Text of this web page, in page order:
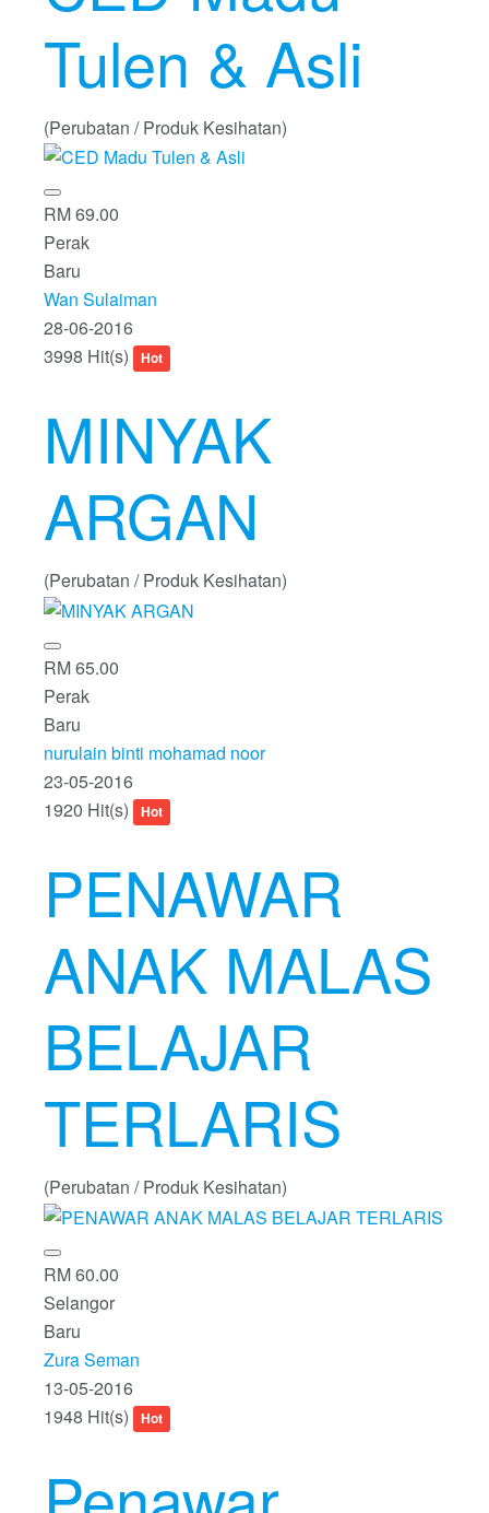
Tulen & Asli
(Perubatan / Produk Kesihatan)
RM 69.00
Perak
Baru
Wan Sulaiman
28-06-2016
3998 Hit(s)
Hot
MINYAK
ARGAN
(Perubatan / Produk Kesihatan)
RM 65.00
Perak
Baru
nurulain binti mohamad noor
23-05-2016
1920 Hit(s)
Hot
PENAWAR
ANAK MALAS
BELAJAR
TERLARIS
(Perubatan / Produk Kesihatan)
RM 60.00
Selangor
Baru
Zura Seman
13-05-2016
1948 Hit(s)
Hot